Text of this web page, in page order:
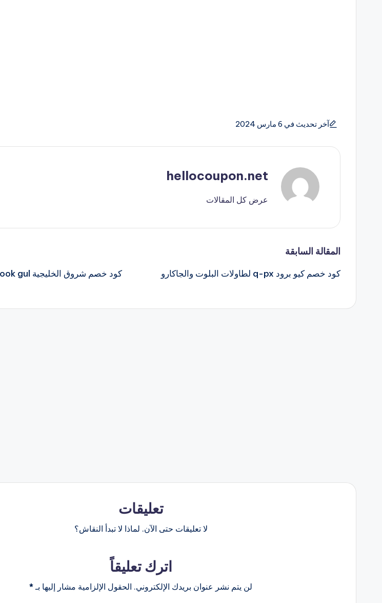
آخر تحديث في 6 مارس 2024
hellocoupon.net
عرض كل المقالات
تصفّح
المقالات
المقالة السابقة
كود خصم كيو برود q-px لطاولات البلوت والجاكارو
تعليقات
لا تعليقات حتى الآن. لماذا لا تبدأ النقاش؟
اترك تعليقاً
لن يتم نشر عنوان بريدك الإلكتروني. الحقول الإلزامية مشار إليها بـ *